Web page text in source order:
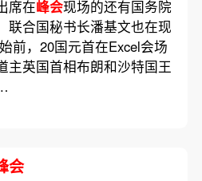
席在峰会现场的还有国务院
联合国秘书长潘基文也在现
前，20国元首在Excel会场
主英国首相布朗和沙特国王
会